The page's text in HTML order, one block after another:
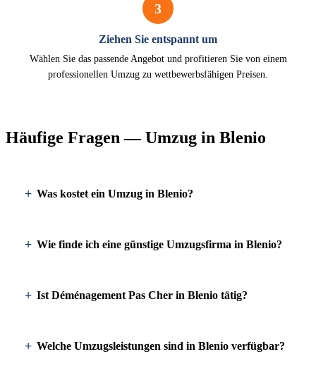
3
Ziehen Sie entspannt um
Wählen Sie das passende Angebot und profitieren Sie von einem
professionellen Umzug zu wettbewerbsfähigen Preisen.
Häufige Fragen — Umzug in Blenio
Was kostet ein Umzug in Blenio?
Wie finde ich eine günstige Umzugsfirma in Blenio?
Ist Déménagement Pas Cher in Blenio tätig?
Welche Umzugsleistungen sind in Blenio verfügbar?